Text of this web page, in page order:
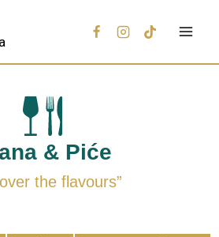
& Piće
the flavours”